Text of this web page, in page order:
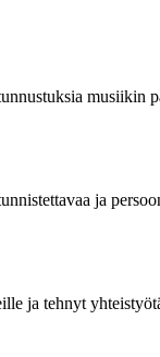
musiikin
ja
ja tehnyt